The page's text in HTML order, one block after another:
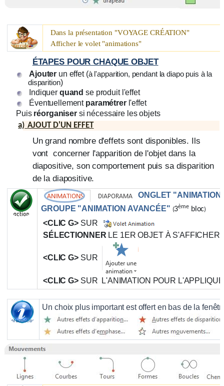
Dans la présentation "VOYAGE CRÉATION"
Afficher le volet "animations"
ÉTAPES POUR CHAQUE OBJET
Ajouter un effet (à l'apparition, pendant la diapo puis à la
disparition)
Indiquer quand se produit l'effet
Éventuellement paramétrerl'effet
Puis réorganisersi nécessaire les objets
a) AJOUT D'UN EFFET
Un grand nombre d'effets sont disponibles. Ils
vont concerner l'apparition de l'objet dans la
diapositive, son comportement puis sa disparition
de la diapositive.
ONGLET
GROUPE "ANIMATION AVANCÉE" (3èmebloc)
<CLIC G> SUR
SÉLECTIONNER LE 1ER OBJET À S'AFFICHER
<CLIC G>SUR
<CLIC G> SUR L'ANIMATION POUR
Un choix plus important est offert en bas de la